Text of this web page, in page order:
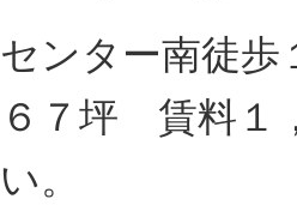
センター南徒
６７坪 賃料１
い。